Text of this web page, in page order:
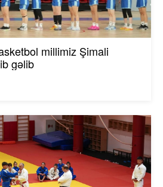
millimiz Şimali
gəlib